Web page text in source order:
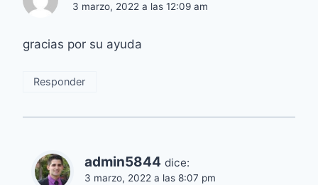
3 marzo, 2022 a las 12:09 am
gracias por su ayuda
Responder
admin5844 dice:
3 marzo, 2022 a las 8:07 pm